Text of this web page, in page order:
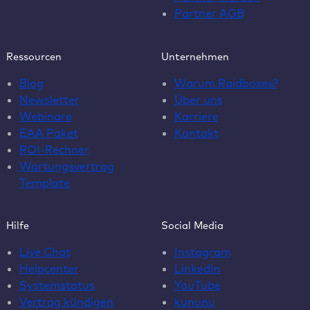
Partner AGB
Ressourcen
Blog
Newsletter
Webinare
EAA Paket
ROI-Rechner
Wartungsvertrag
Template
Unternehmen
Warum Raidboxes?
Über uns
Karriere
Kontakt
Hilfe
Live Chat
Helpcenter
Systemstatus
Vertrag kündigen
Social Media
Instagram
LinkedIn
YouTube
kununu